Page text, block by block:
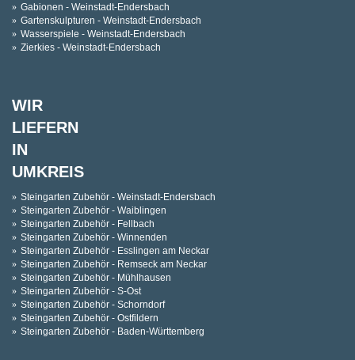
Gabionen - Weinstadt-Endersbach
Gartenskulpturen - Weinstadt-Endersbach
Wasserspiele - Weinstadt-Endersbach
Zierkies - Weinstadt-Endersbach
WIR
LIEFERN
IN
UMKREIS
Steingarten Zubehör - Weinstadt-Endersbach
Steingarten Zubehör - Waiblingen
Steingarten Zubehör - Fellbach
Steingarten Zubehör - Winnenden
Steingarten Zubehör - Esslingen am Neckar
Steingarten Zubehör - Remseck am Neckar
Steingarten Zubehör - Mühlhausen
Steingarten Zubehör - S-Ost
Steingarten Zubehör - Schorndorf
Steingarten Zubehör - Ostfildern
Steingarten Zubehör - Baden-Württemberg